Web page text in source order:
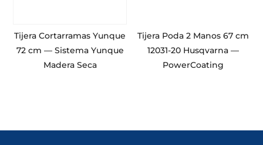
Tijera Cortarramas Yunque
72 cm — Sistema Yunque
Madera Seca
Tijera Poda 2 Manos 67 cm
12031-20 Husqvarna —
PowerCoating